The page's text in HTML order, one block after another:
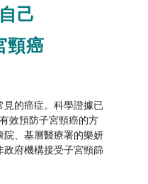
⼰
頸癌
的癌症。科學證據已
效預防子宮頸癌的方
、基層醫療署的樂妍
府機構接受子宮頸篩